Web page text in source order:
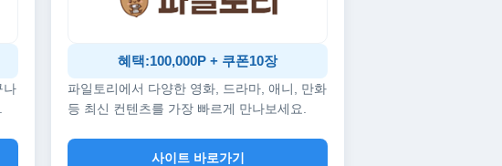
나
혜택:100,000P + 쿠폰10장
파일토리에서 다양한 영화, 드라마, 애니, 만화
등 최신 컨텐츠를 가장 빠르게 만나보세요.
사이트 바로가기